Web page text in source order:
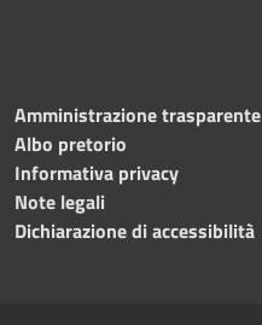
Amministrazione trasparente
Albo pretorio
Informativa privacy
Note legali
Dichiarazione di accessibilità